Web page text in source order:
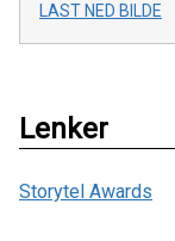
LAST NED BILDE
Lenker
Storytel Awards